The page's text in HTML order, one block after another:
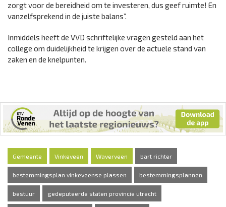
zorgt voor de bereidheid om te investeren, dus geef ruimte! En
vanzelfsprekend in de juiste balans”.
Inmiddels heeft de VVD schriftelijke vragen gesteld aan het
college om duidelijkheid te krijgen over de actuele stand van
zaken en de knelpunten.
Gemeente Vinkeveen Waverveen bart richter
bestemmingsplan vinkeveense plassen bestemmingsplannen
bestuur gedeputeerde staten provincie utrecht